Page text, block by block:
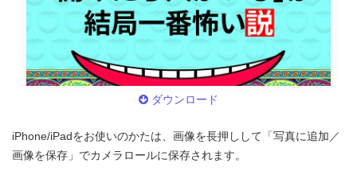
ダウンロード
iPhone/iPadをお使いのかたは、画像を長押しして「写真に追加／
画像を保存」でカメラロールに保存されます。